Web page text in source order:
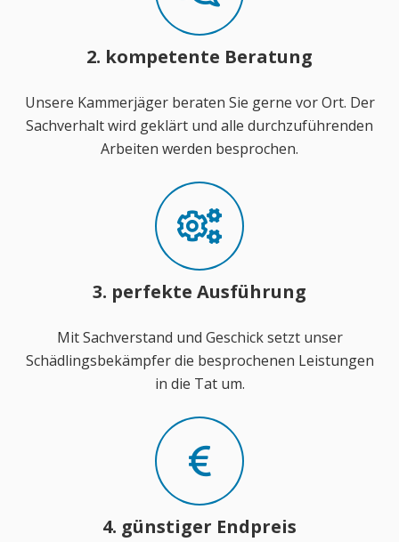
2. kompetente Beratung
Unsere Kammerjäger beraten Sie gerne vor Ort. Der
Sachverhalt wird geklärt und alle durchzuführenden
Arbeiten werden besprochen.
3. perfekte Ausführung
Mit Sachverstand und Geschick setzt unser
Schädlingsbekämpfer die besprochenen Leistungen
in die Tat um.
4. günstiger Endpreis